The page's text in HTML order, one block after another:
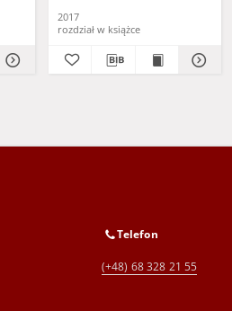
2017
rozdział w książce
Telefon
(+48) 68 328 21 55